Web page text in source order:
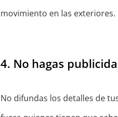
movimiento en las exteriores.
4. No hagas
No difundas los detalles de